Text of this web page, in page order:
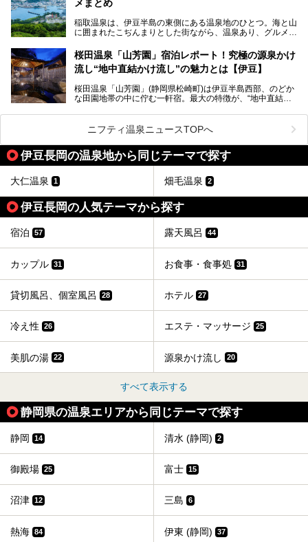
楽しみ方ができる「プレジャーリゾート 伊豆赤沢温泉」を
───
この記事はプレジャーリゾート 伊豆赤沢温泉のPR記事で
す。
この記事では、伊豆長岡温泉の歴史や魅力、おすすめの宿を
る温泉施設も紹介します！
メまとめ
稲取温泉は、伊豆半島の東側にある温泉地のひとつ。海と山
に囲まれたこぢんまりとした街ながら、温泉あり、グルメあ
京からは約2時間30分、直通電車もありアクセスしやすいの
もうれしいところ。
入れる温泉施設、チェックしたい観光スポットやアクティビ
ティなどを一挙にまとめピックアップ。伊豆稲取温泉を訪れ
桜田温泉「山芳園」宿泊レポート！究極の源泉かけ
流し“地中直結かけ流し”の魅力とは【伊豆】
桜田温泉「山芳園」(静岡県松崎町)は伊豆半島西部、のどか
な田園地帯の中に佇む一軒宿。最大の特徴が、“地中直結か
地下に眠る源泉を加水・加温・消毒無し、さらには途中過程
で空気にも触れさせることなく浴槽まで提供。「究極の源泉
かけ流し」と言っても決して過言ではありません。
今回、桜田温泉「山芳園」の“温泉”を中心に、その魅力を詳
細レポート。また口コミの評判も非常に高い宿であり、客室
や食事も併せて徹底紹介します！
ニフティ温泉ニュースTOPへ
伊豆長岡の温泉地から同じテーマで探す
大仁温泉 1 畑毛温泉 2
伊豆長岡の人気テーマから探す
宿泊 57 露天風呂 44
カップル 31 お食事・食事処 31
貸切風呂、個室風呂 28 ホテル 27
冷え性 26 エステ・マッサージ 25
美肌の湯 22 源泉かけ流し 20
すべて表示する
静岡県の温泉エリアから同じテーマで探す
静岡 14 清水 (静岡) 2
御殿場 25 富士 15
沼津 12 三島 6
熱海 84 伊東 (静岡) 37